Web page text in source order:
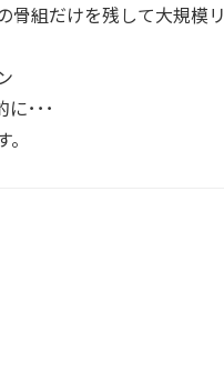
骨組だけを残して大規模リ
･･･